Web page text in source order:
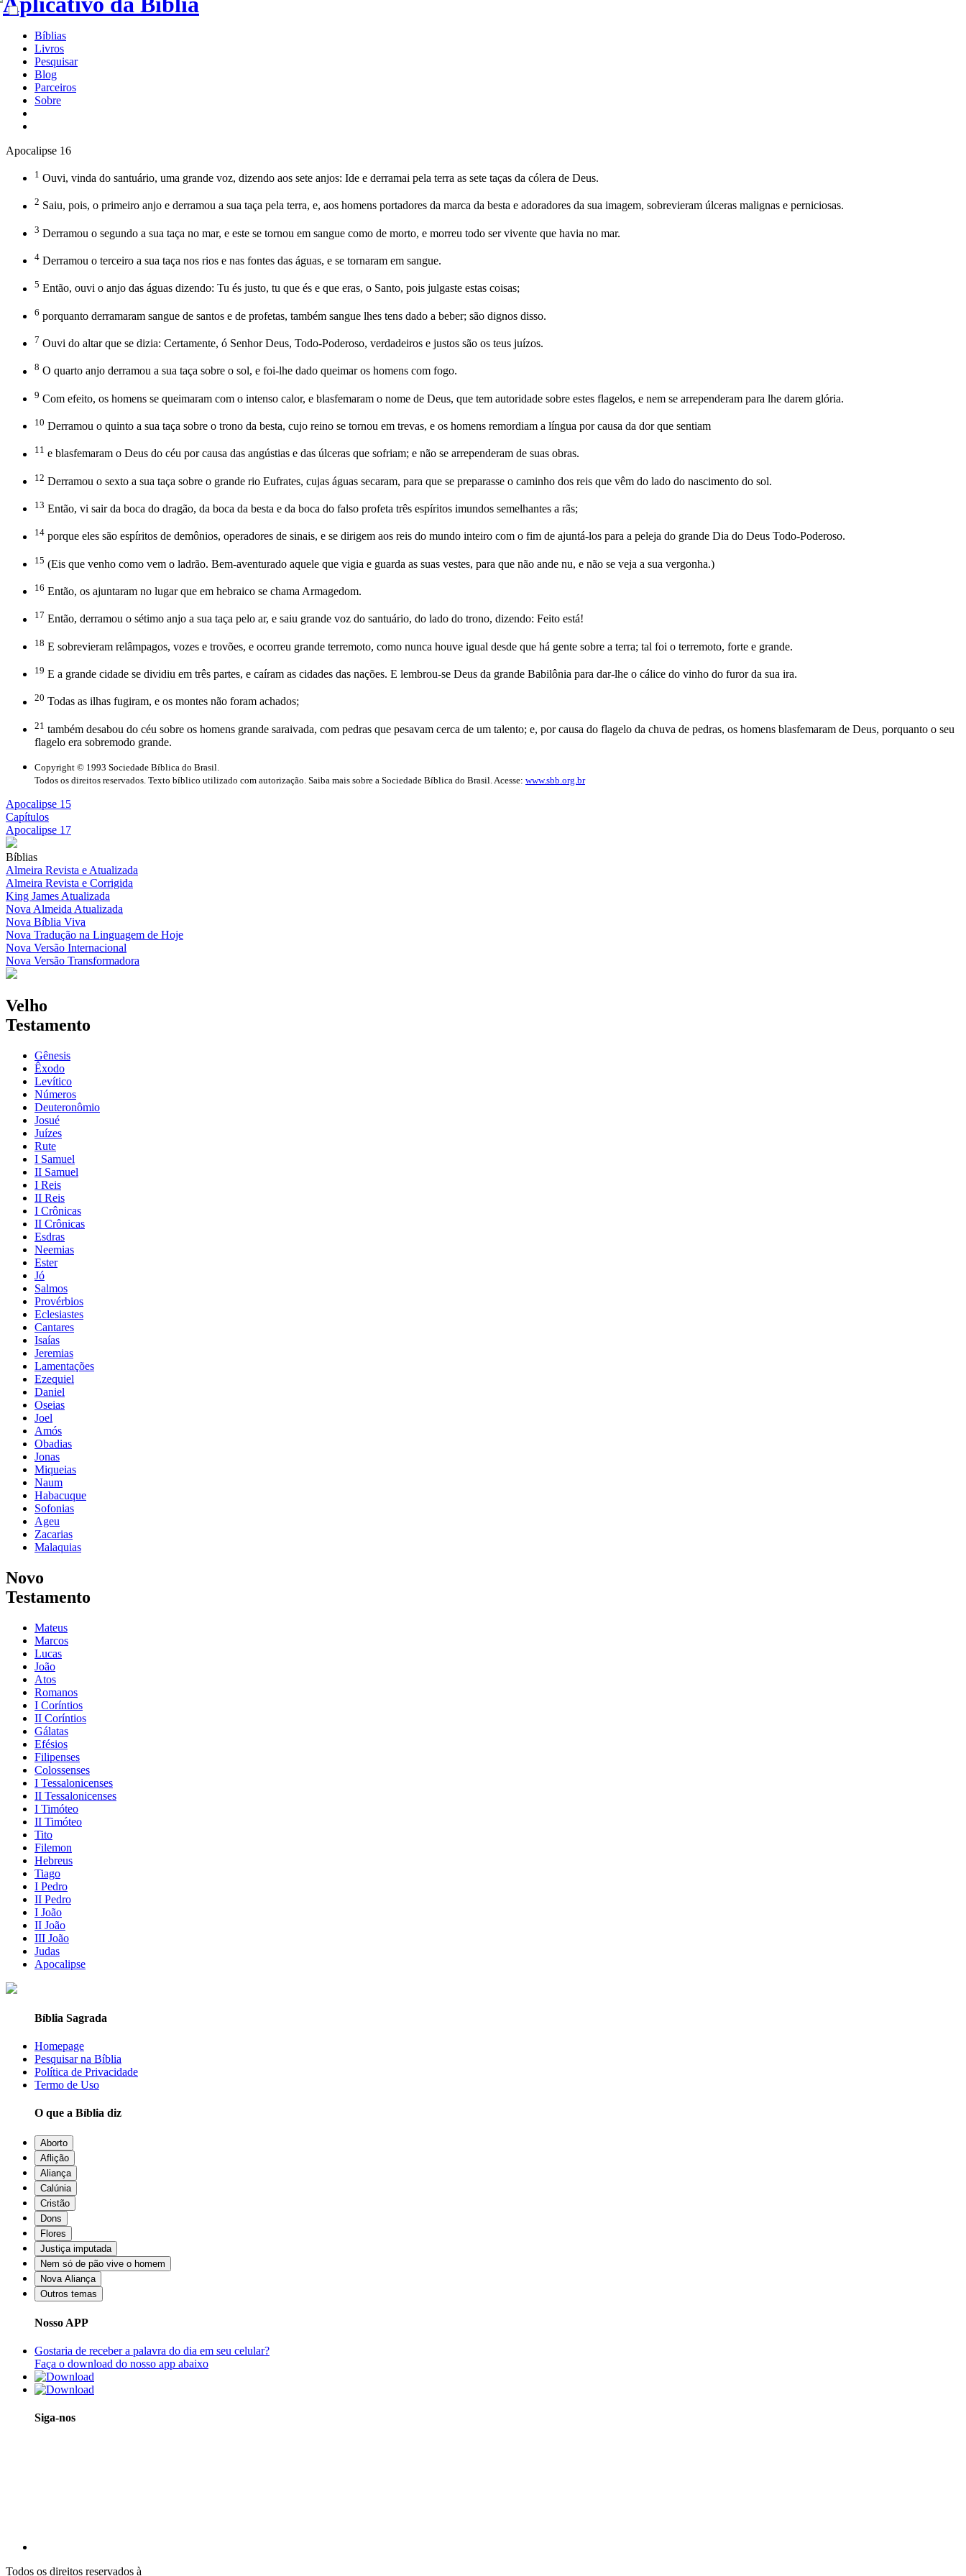
Bíblias
Livros
Pesquisar
Blog
Parceiros
Sobre
Apocalipse 16
1 Ouvi, vinda do santuário, uma grande voz, dizendo aos sete anjos: Ide e derramai pela terra as sete taças da cólera de Deus.
2 Saiu, pois, o primeiro anjo e derramou a sua taça pela terra, e, aos homens portadores da marca da besta e adoradores da sua imagem, sobrevieram úlceras malignas e perniciosas.
3 Derramou o segundo a sua taça no mar, e este se tornou em sangue como de morto, e morreu todo ser vivente que havia no mar.
4 Derramou o terceiro a sua taça nos rios e nas fontes das águas, e se tornaram em sangue.
5 Então, ouvi o anjo das águas dizendo: Tu és justo, tu que és e que eras, o Santo, pois julgaste estas coisas;
6 porquanto derramaram sangue de santos e de profetas, também sangue lhes tens dado a beber; são dignos disso.
7 Ouvi do altar que se dizia: Certamente, ó Senhor Deus, Todo-Poderoso, verdadeiros e justos são os teus juízos.
8 O quarto anjo derramou a sua taça sobre o sol, e foi-lhe dado queimar os homens com fogo.
9 Com efeito, os homens se queimaram com o intenso calor, e blasfemaram o nome de Deus, que tem autoridade sobre estes flagelos, e nem se arrependeram para lhe darem glória.
10 Derramou o quinto a sua taça sobre o trono da besta, cujo reino se tornou em trevas, e os homens remordiam a língua por causa da dor que sentiam
11 e blasfemaram o Deus do céu por causa das angústias e das úlceras que sofriam; e não se arrependeram de suas obras.
12 Derramou o sexto a sua taça sobre o grande rio Eufrates, cujas águas secaram, para que se preparasse o caminho dos reis que vêm do lado do nascimento do sol.
13 Então, vi sair da boca do dragão, da boca da besta e da boca do falso profeta três espíritos imundos semelhantes a rãs;
14 porque eles são espíritos de demônios, operadores de sinais, e se dirigem aos reis do mundo inteiro com o fim de ajuntá-los para a peleja do grande Dia do Deus Todo-Poderoso.
15 (Eis que venho como vem o ladrão. Bem-aventurado aquele que vigia e guarda as suas vestes, para que não ande nu, e não se veja a sua vergonha.)
16 Então, os ajuntaram no lugar que em hebraico se chama Armagedom.
17 Então, derramou o sétimo anjo a sua taça pelo ar, e saiu grande voz do santuário, do lado do trono, dizendo: Feito está!
18 E sobrevieram relâmpagos, vozes e trovões, e ocorreu grande terremoto, como nunca houve igual desde que há gente sobre a terra; tal foi o terremoto, forte e grande.
19 E a grande cidade se dividiu em três partes, e caíram as cidades das nações. E lembrou-se Deus da grande Babilônia para dar-lhe o cálice do vinho do furor da sua ira.
20 Todas as ilhas fugiram, e os montes não foram achados;
21 também desabou do céu sobre os homens grande saraivada, com pedras que pesavam cerca de um talento; e, por causa do flagelo da chuva de pedras, os homens blasfemaram de Deus, porquanto o seu
flagelo era sobremodo grande.
Copyright © 1993 Sociedade Bíblica do Brasil.
Todos os direitos reservados. Texto bíblico utilizado com autorização. Saiba mais sobre a Sociedade Bíblica do Brasil. Acesse: www.sbb.org.br
Apocalipse 15
Capítulos
Apocalipse 17
Bíblias
Almeira Revista e Atualizada
Almeira Revista e Corrigida
King James Atualizada
Nova Almeida Atualizada
Nova Bíblia Viva
Nova Tradução na Linguagem de Hoje
Nova Versão Internacional
Nova Versão Transformadora
Velho
Testamento
Gênesis
Êxodo
Levítico
Números
Deuteronômio
Josué
Juízes
Rute
I Samuel
II Samuel
I Reis
II Reis
I Crônicas
II Crônicas
Esdras
Neemias
Ester
Jó
Salmos
Provérbios
Eclesiastes
Cantares
Isaías
Jeremias
Lamentações
Ezequiel
Daniel
Oseias
Joel
Amós
Obadias
Jonas
Miqueias
Naum
Habacuque
Sofonias
Ageu
Zacarias
Malaquias
Novo
Testamento
Mateus
Marcos
Lucas
João
Atos
Romanos
I Coríntios
II Coríntios
Gálatas
Efésios
Filipenses
Colossenses
I Tessalonicenses
II Tessalonicenses
I Timóteo
II Timóteo
Tito
Filemon
Hebreus
Tiago
I Pedro
II Pedro
I João
II João
III João
Judas
Apocalipse
Bíblia Sagrada
Homepage
Pesquisar na Bíblia
Política de Privacidade
Termo de Uso
O que a Bíblia diz
Aborto
Aflição
Aliança
Calúnia
Cristão
Dons
Flores
Justiça imputada
Nem só de pão vive o homem
Nova Aliança
Outros temas
Nosso APP
Gostaria de receber a palavra do dia em seu celular?
Faça o download do nosso app abaixo
Siga-nos
Todos os direitos reservados à